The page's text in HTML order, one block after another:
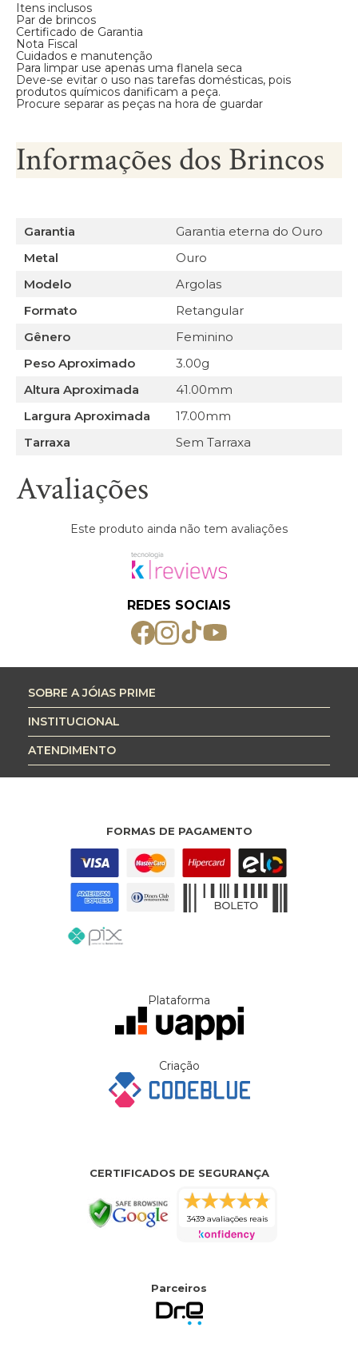
Itens inclusos
Par de brincos
Certificado de Garantia
Nota Fiscal
Cuidados e manutenção
Para limpar use apenas uma flanela seca
Deve-se evitar o uso nas tarefas domésticas, pois
produtos químicos danificam a peça.
Procure separar as peças na hora de guardar
Informações dos Brincos
Garantia
Garantia eterna do Ouro
Metal
Ouro
Modelo
Argolas
Formato
Retangular
Gênero
Feminino
Peso Aproximado
3.00g
Altura Aproximada
41.00mm
Largura Aproximada
17.00mm
Tarraxa
Sem Tarraxa
Avaliações
Este produto ainda não tem avaliações
REDES SOCIAIS
SOBRE A JÓIAS PRIME
INSTITUCIONAL
ATENDIMENTO
FORMAS DE PAGAMENTO
Plataforma
Criação
CERTIFICADOS DE SEGURANÇA
3439 avaliações reais
Parceiros